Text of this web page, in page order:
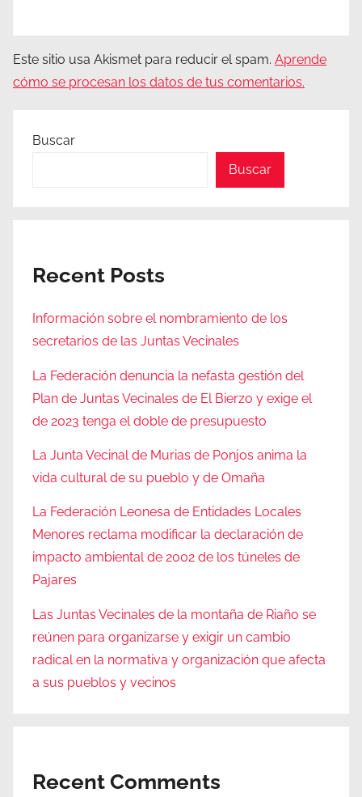
Este sitio usa Akismet para reducir el spam. Aprende
cómo se procesan los datos de tus comentarios.
Buscar
Buscar
Recent Posts
Información sobre el nombramiento de los
secretarios de las Juntas Vecinales
La Federación denuncia la nefasta gestión del
Plan de Juntas Vecinales de El Bierzo y exige el
de 2023 tenga el doble de presupuesto
La Junta Vecinal de Murias de Ponjos anima la
vida cultural de su pueblo y de Omaña
La Federación Leonesa de Entidades Locales
Menores reclama modificar la declaración de
impacto ambiental de 2002 de los túneles de
Pajares
Las Juntas Vecinales de la montaña de Riaño se
reúnen para organizarse y exigir un cambio
radical en la normativa y organización que afecta
a sus pueblos y vecinos
Recent Comments